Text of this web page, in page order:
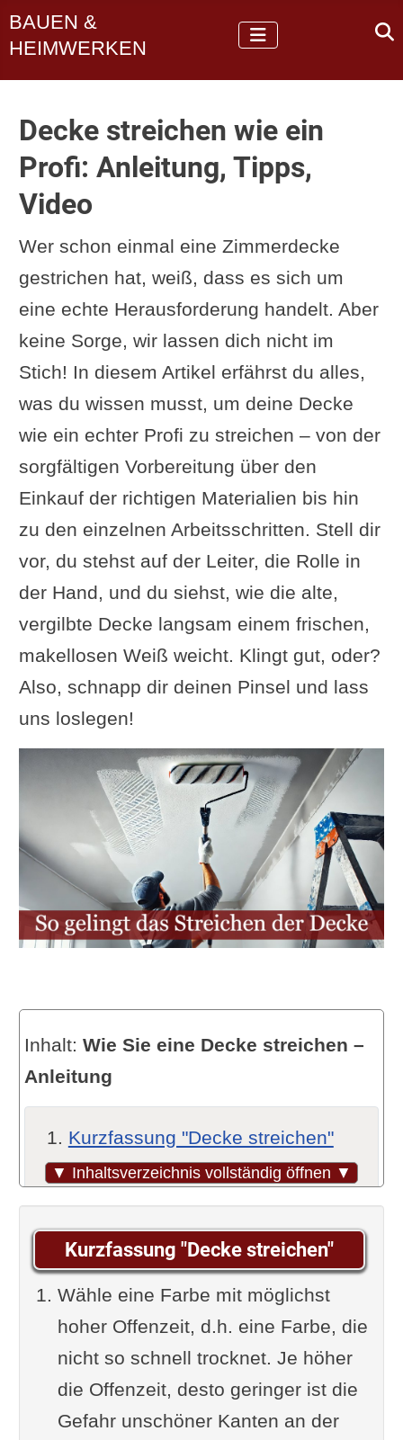
BAUEN &
HEIMWERKEN
Decke streichen wie ein
Profi: Anleitung, Tipps,
Video
Wer schon einmal eine Zimmerdecke
gestrichen hat, weiß, dass es sich um
eine echte Herausforderung handelt. Aber
keine Sorge, wir lassen dich nicht im
Stich! In diesem Artikel erfährst du alles,
was du wissen musst, um deine Decke
wie ein echter Profi zu streichen – von der
sorgfältigen Vorbereitung über den
Einkauf der richtigen Materialien bis hin
zu den einzelnen Arbeitsschritten. Stell dir
vor, du stehst auf der Leiter, die Rolle in
der Hand, und du siehst, wie die alte,
vergilbte Decke langsam einem frischen,
makellosen Weiß weicht. Klingt gut, oder?
Also, schnapp dir deinen Pinsel und lass
uns loslegen!
▼ Inhaltsverzeichnis vollständig öffnen ▼
Inhalt: Wie Sie eine Decke streichen –
Anleitung
Kurzfassung "Decke streichen"
Vorbereitung ist das A und O
Räume vorbereiten
Wände und Boden abdecken
Decke reinigen und
vorbehandeln
Einkauf: Das brauchst du
Arbeitsschritte: Schritt für Schritt
zur perfekten Decke
Grundieren
Kurzfassung "Decke streichen"
Wähle eine Farbe mit möglichst
hoher Offenzeit, d.h. eine Farbe, die
nicht so schnell trocknet. Je höher
die Offenzeit, desto geringer ist die
Gefahr unschöner Kanten an der